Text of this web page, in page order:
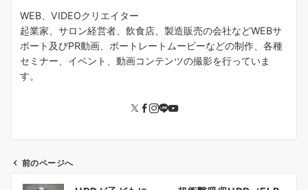
WEB、VIDEOクリエイター
起業家、サロン経営者、飲食店、製造販売の会社などWEBサ
ポート及びPR動画、ポートレートムービーなどの制作、各種
セミナー、イベント、動画コンテンツの撮影を行っていま
す。
前のページへ